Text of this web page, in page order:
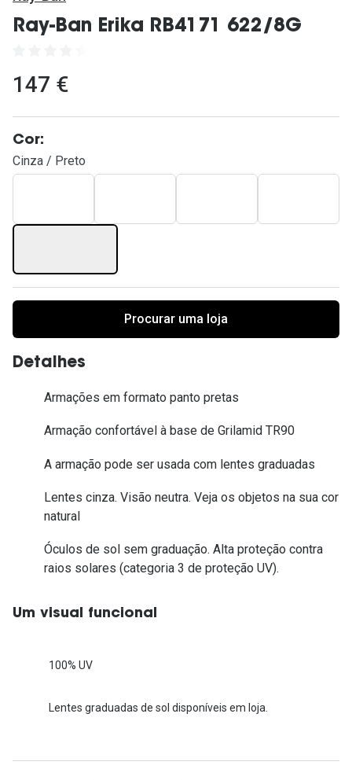
Ray-Ban Erika RB4171 622/8G
147 €
Cor:
Cinza / Preto
Procurar uma loja
Detalhes
Armações em formato panto pretas
Armação confortável à base de Grilamid TR90
A armação pode ser usada com lentes graduadas
Lentes cinza. Visão neutra. Veja os objetos na sua cor
natural
Óculos de sol sem graduação. Alta proteção contra
raios solares (categoria 3 de proteção UV).
Um visual funcional
100% UV
Lentes graduadas de sol disponíveis em loja.